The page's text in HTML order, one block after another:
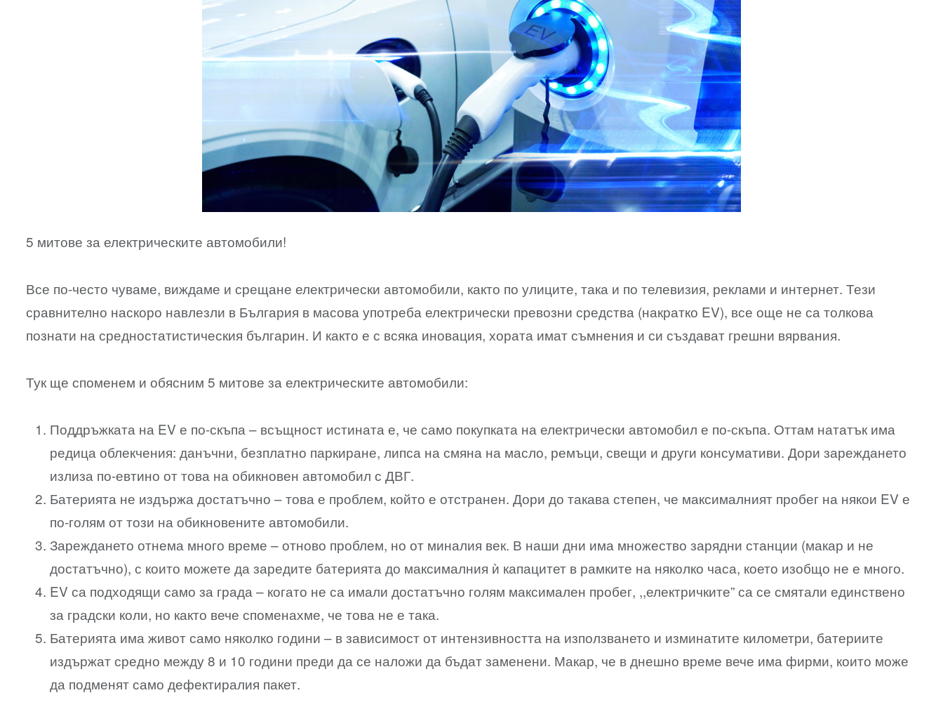
5 митове за електрическите автомобили!
Все по-често чуваме, виждаме и срещане електрически автомобили, както по улиците, така и по телевизия, реклами и интернет. Тези
сравнително наскоро навлезли в България в масова употреба електрически превозни средства (накратко EV), все още не са толкова
познати на средностатистическия българин. И както е с всяка иновация, хората имат съмнения и си създават грешни вярвания.
Тук ще споменем и обясним 5 митове за електрическите автомобили:
Поддръжката на EV е по-скъпа – всъщност истината е, че само покупката на електрически автомобил е по-скъпа. Оттам нататък има
редица облекчения: данъчни, безплатно паркиране, липса на смяна на масло, ремъци, свещи и други консумативи. Дори зареждането
излиза по-евтино от това на обикновен автомобил с ДВГ.
Батерията не издържа достатъчно – това е проблем, който е отстранен. Дори до такава степен, че максималният пробег на някои EV е
по-голям от този на обикновените автомобили.
Зареждането отнема много време – отново проблем, но от миналия век. В наши дни има множество зарядни станции (макар и не
достатъчно), с които можете да заредите батерията до максималния ѝ капацитет в рамките на няколко часа, което изобщо не е много.
EV са подходящи само за града – когато не са имали достатъчно голям максимален пробег, ,,електричките” са се смятали единствено
за градски коли, но както вече споменахме, че това не е така.
Батерията има живот само няколко години – в зависимост от интензивността на използването и изминатите километри, батериите
издържат средно между 8 и 10 години преди да се наложи да бъдат заменени. Макар, че в днешно време вече има фирми, които може
да подменят само дефектиралия пакет.